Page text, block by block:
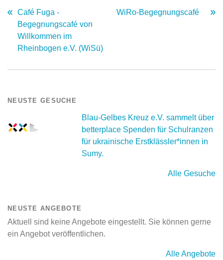
Café Fuga -
Begegnungscafé von
Willkommen im
Rheinbogen e.V. (WiSü)
WiRo-Begegnungscafé
NEUSTE GESUCHE
Blau-Gelbes Kreuz e.V. sammelt über
betterplace Spenden für Schulranzen
für ukrainische Erstklässler*innen in
Sumy.
Alle Gesuche
NEUSTE ANGEBOTE
Aktuell sind keine Angebote eingestellt. Sie können gerne
ein Angebot veröffentlichen.
Alle Angebote